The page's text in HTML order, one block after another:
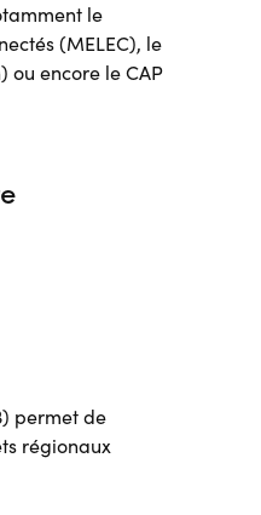
le
(MELEC), le
encore le CAP
permet de
régionaux